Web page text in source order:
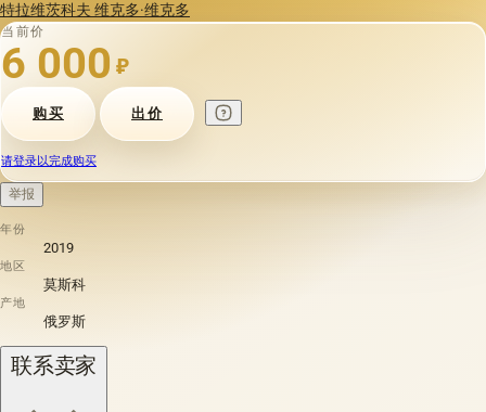
特拉维茨科夫 维克多·维克多
当前价
6 000 ₽
购买 出价
请登录以完成购买
举报
年份
2019
地区
莫斯科
产地
俄罗斯
联系卖家